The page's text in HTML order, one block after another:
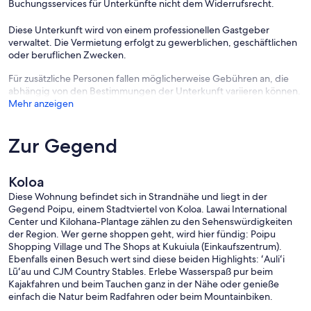
that arc around a wide, long green belt, ensuring spaciousness and
serenity in an uncrowded tropical garden setting. The newly
renovated grand pool is surrounded by the green belt and is the
largest and only heated condo pool in Poipu. With a length of 23
yards, it invites lap swimmers. There are two outdoor grilling areas -
one behind the pool and the other within the manicured greenbelt.
Poipu Sands is a member of the Poipu Kai Association which
meticulously maintains our grounds as well as all of its 40 acres,
including the greenbelt linking Poipu State Beaches with Poipu
Poipu Kai offers our guests 8 other tennis courts as well as a hot tub.
In addition to maintaining our grounds, Poipu Kai also offers us with
a 24-hour patrol service.
WHY POIPU?
Poipu is located on the southern part of Kauai, which receives much
less rain than the north. Minimizing the chances of rain is an
important consideration when planning your vacation. There are
times when the north and east parts of the island are experiencing
heavy rains while it is dry in Poipu. Poipu has an abundance of local
attractions - great beaches & watersport opportunities, excellent
dining & shopping, golf, hiking trails, a world renowned National
Botanical Gardens, native ceremonial sites, spouting horn - and it is
Buchungsservices für Unterkünfte nicht dem Widerrufsrecht.
Diese Unterkunft wird von einem professionellen Gastgeber
verwaltet. Die Vermietung erfolgt zu gewerblichen, geschäftlichen
oder beruflichen Zwecken.
Für zusätzliche Personen fallen möglicherweise Gebühren an, die
abhängig von den Bestimmungen der Unterkunft variieren können.
Mehr anzeigen
Zur Gegend
Koloa
Diese Wohnung befindet sich in Strandnähe und liegt in der
Gegend Poipu, einem Stadtviertel von Koloa. Lawai International
Center und Kilohana-Plantage zählen zu den Sehenswürdigkeiten
der Region. Wer gerne shoppen geht, wird hier fündig: Poipu
Shopping Village und The Shops at Kukuiula (Einkaufszentrum).
Ebenfalls einen Besuch wert sind diese beiden Highlights: ʻAuliʻi
Lūʻau und CJM Country Stables. Erlebe Wasserspaß pur beim
Kajakfahren und beim Tauchen ganz in der Nähe oder genieße
einfach die Natur beim Radfahren oder beim Mountainbiken.